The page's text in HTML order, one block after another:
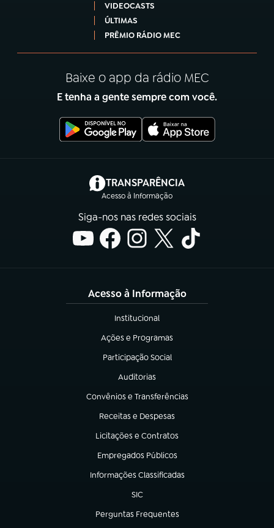
VIDEOCASTS
ÚLTIMAS
PRÊMIO RÁDIO MEC
Baixe o app da rádio MEC
E tenha a gente sempre com você.
TRANSPARÊNCIA
Acesso à Informação
(abre em nova aba)
Siga-nos nas redes sociais
Acesso à Informação
Institucional
(abre em nova aba)
Ações e Programas
(abre em nova aba)
Participação Social
(abre em nova aba)
Auditorias
(abre em nova aba)
Convênios e Transferências
(abre em nova aba)
Receitas e Despesas
(abre em nova aba)
Licitações e Contratos
(abre em nova aba)
Empregados Públicos
(abre em nova aba)
Informações Classificadas
(abre em nova aba)
SIC
(abre em nova aba)
Perguntas Frequentes
(abre em nova aba)